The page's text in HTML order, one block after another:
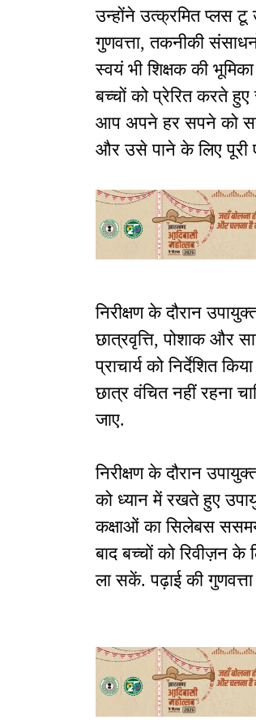
उन्होंने उत्क्रमित प्लस टू
गुणवत्ता, तकनीकी
स्वयं भी शिक्षक की
बच्चों को प्रेरित करते हुए
आप अपने हर सपने को
और उसे पाने के लिए पूरी
निरीक्षण के दौरान
छात्रवृत्ति, पोशाक और
प्राचार्य को निर्देशित
छात्र वंचित नहीं रहना
जाए.
निरीक्षण के दौरान
को ध्यान में रखते हुए
कक्षाओं का सिलेबस
बाद बच्चों को रिवीज़न के
ला सकें. पढ़ाई की